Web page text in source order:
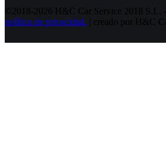
©2018-2026 H&C Car Service 2018 S.L. -
política de privacidad. | creado por H&C